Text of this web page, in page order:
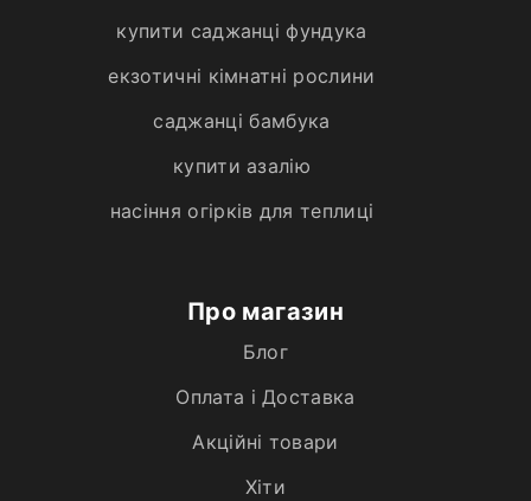
купити саджанці фундука
екзотичні кімнатні рослини
саджанці бамбука
купити азалію
насіння огірків для теплиці
Про магазин
Блог
Оплата і Доставка
Акційні товари
Хiти